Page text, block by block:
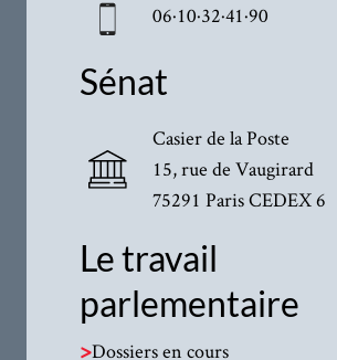
06·10·32·41·90
Sénat
Casier de la Poste
15, rue de Vaugirard
75291 Paris CEDEX 6
Le travail
parlementaire
>Dossiers en cours